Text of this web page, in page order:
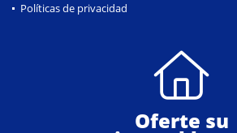
Políticas de privacidad
Oferte su